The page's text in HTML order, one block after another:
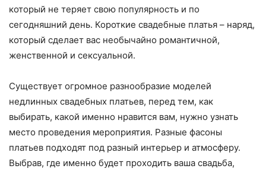
который не теряет свою популярность и по
сегодняшний день. Короткие свадебные платья – наряд,
который сделает вас необычайно романтичной,
женственной и сексуальной.
Существует огромное разнообразие моделей
недлинных свадебных платьев, перед тем, как
выбирать, какой именно нравится вам, нужно узнать
место проведения мероприятия. Разные фасоны
платьев подходят под разный интерьер и атмосферу.
Выбрав, где именно будет проходить ваша свадьба,